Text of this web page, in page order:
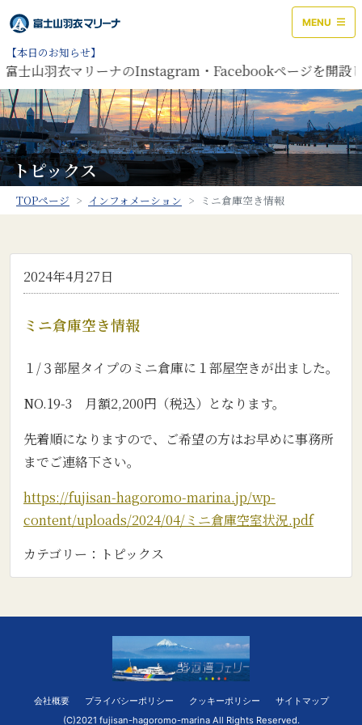
MENU
【本日のお知らせ】
富士山羽衣マリーナのInstagram・Facebookページを開設
トピックス
TOPページ インフォメーション ミニ倉庫空き情報
2024年4月27日
ミニ倉庫空き情報
１/３部屋タイプのミニ倉庫に１部屋空きが出ました。
NO.19-3 月額2,200円（税込）となります。
先着順になりますので、ご希望の方はお早めに事務所
までご連絡下さい。
https://fujisan-hagoromo-marina.jp/wp-
content/uploads/2024/04/ミニ倉庫空室状況.pdf
カテゴリー： トピックス
(C)2021 fujisan-hagoromo-marina All Rights Reserved.
会社概要 プライバシーポリシー クッキーポリシー サイトマップ